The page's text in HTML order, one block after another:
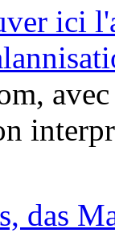
ici
das